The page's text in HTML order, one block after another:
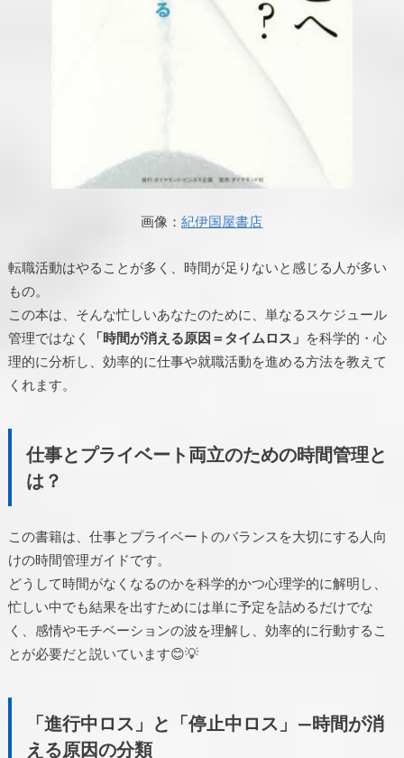
画像：紀伊国屋書店
転職活動はやることが多く、時間が足りないと感じる人が多い
もの。
この本は、そんな忙しいあなたのために、単なるスケジュール
管理ではなく
「時間が消える原因＝タイムロス」 を科学的・心
理的に分析し、効率的に仕事や就職活動を進める方法を教えて
くれます。
仕事とプライベート両立のための時間管理と
は？
この書籍は、仕事とプライベートのバランスを大切にする人向
けの時間管理ガイドです。
どうして時間がなくなるのかを科学的かつ心理学的に解明し、
忙しい中でも結果を出すためには単に予定を詰めるだけでな
く、感情やモチベーションの波を理解し、効率的に行動するこ
とが必要だと説いています😊💡
「進行中ロス」と「停止中ロス」—時間が消
える原因の分類